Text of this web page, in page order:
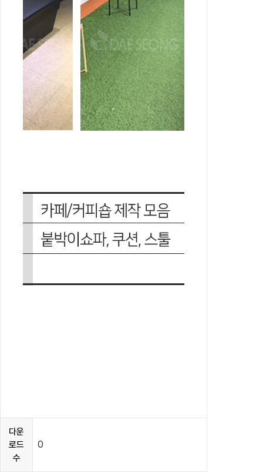
다운
로드
수
0